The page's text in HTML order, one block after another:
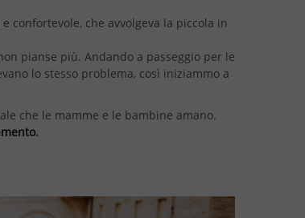
confortevole, che avvolgeva la piccola in
pianse più. Andando a passeggio per le
lo stesso problema, così iniziammo a
che le mamme e le bambine amano.
.